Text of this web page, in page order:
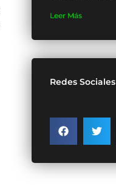
Leer Más
Redes Sociales